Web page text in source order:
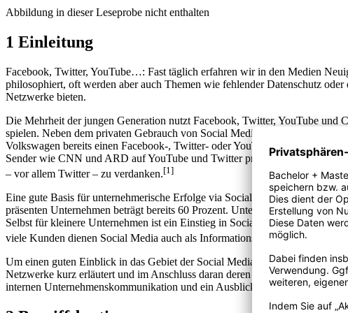
Abbildung in dieser Leseprobe nicht enthalten
1 Einleitung
Facebook, Twitter, YouTube…: Fast täglich erfahren wir in den Medien
philosophiert, oft werden aber auch Themen wie fehlender Datenschutz
Netzwerke bieten.
Die Mehrheit der jungen Generation nutzt Facebook, Twitter, YouTube und
spielen. Neben dem privaten Gebrauch von Social Media gibt es auch die
Volkswagen bereits einen Facebook-, Twitter- oder YouTube-Account, mit
Sender wie CNN und ARD auf YouTube und Twitter präsent. Selbst Barack
– vor allem Twitter – zu verdanken.[1]
Eine gute Basis für unternehmerische Erfolge via Social Media ist die
präsenten Unternehmen beträgt bereits 60 Prozent. Unternehmen, die sich
Selbst für kleinere Unternehmen ist ein Einstieg in Social Media von
viele Kunden dienen Social Media auch als Informationsquelle. Sie
Um einen guten Einblick in das Gebiet der Social Media – mit
Netzwerke kurz erläutert und im Anschluss daran deren Funktionen wie
internen Unternehmenskommunikation und ein Ausblick in die Zukunft.